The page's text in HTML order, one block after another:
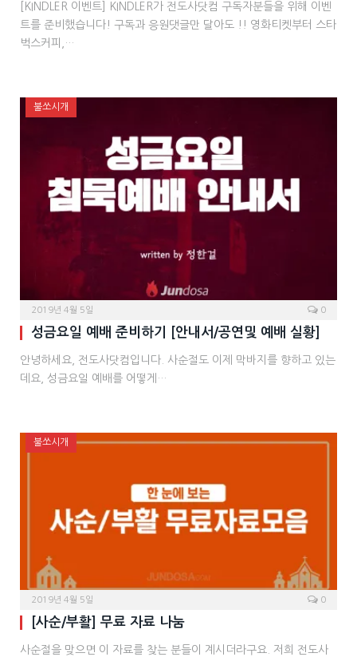
[KINDLER 이벤트] KINDLER가 전도사닷컴 구독자분들을 위해 이벤
트를 준비했습니다! 구독과 응원댓글만 달아도 !! 영화티켓부터 스타
벅스커피,…
불쏘시개
2019년 4월 5일 0
성금요일 예배 준비하기 [안내서/공연및 예배 실황]
안녕하세요, 전도사닷컴입니다. 사순절도 이제 막바지를 향하고 있는
데요, 성금요일 예배를 어떻게…
불쏘시개
2019년 4월 5일 0
[사순/부활] 무료 자료 나눔
사순절을 맞으면 이 자료를 찾는 분들이 계시더라구요. 저희 전도사